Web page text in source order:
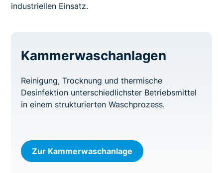
industriellen Einsatz.
Kammerwaschanlagen
Reinigung, Trocknung und thermische
Desinfektion unterschiedlichster Betriebsmittel
in einem strukturierten Waschprozess.
Zur Kammerwaschanlage